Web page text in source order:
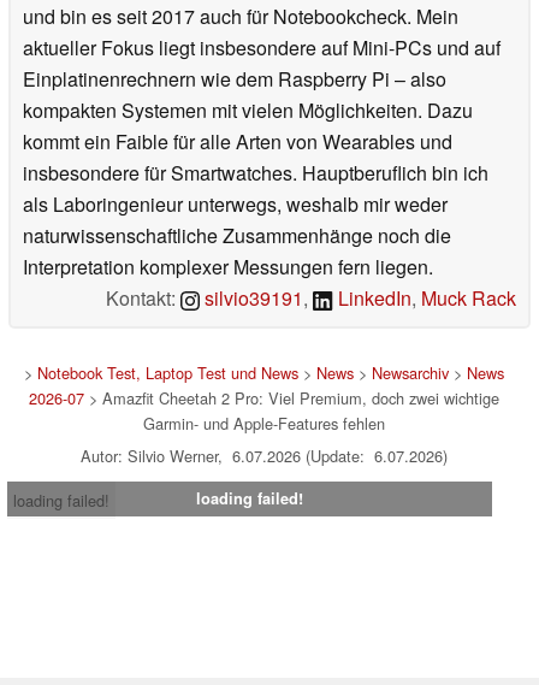
und bin es seit 2017 auch für Notebookcheck. Mein
aktueller Fokus liegt insbesondere auf Mini-PCs und auf
Einplatinenrechnern wie dem Raspberry Pi – also
kompakten Systemen mit vielen Möglichkeiten. Dazu
kommt ein Faible für alle Arten von Wearables und
insbesondere für Smartwatches. Hauptberuflich bin ich
als Laboringenieur unterwegs, weshalb mir weder
naturwissenschaftliche Zusammenhänge noch die
Interpretation komplexer Messungen fern liegen.
Kontakt:
silvio39191, LinkedIn, Muck Rack
> Notebook Test, Laptop Test und News> News> Newsarchiv> News
2026-07> Amazfit Cheetah 2 Pro: Viel Premium, doch zwei wichtige
Garmin- und Apple-Features fehlen
Autor: Silvio Werner, 6.07.2026 (Update: 6.07.2026)
loading failed!
loading failed!